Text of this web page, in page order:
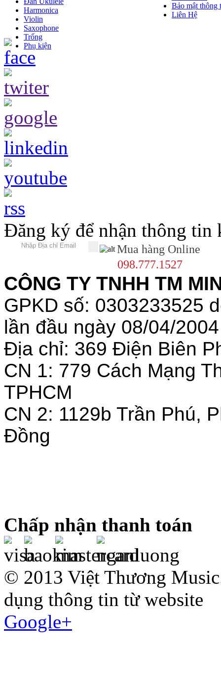
Harmonica
Violin
Saxophone
Trống
Phụ kiện
Bảo mật thông
Liên Hệ
Đăng ký để nhận thông tin
Mua hàng Online
098.777.1527
CÔNG TY TNHH TM
GPKD số: 0303233525
lần đầu ngày 08/04/2004
Địa chỉ: 369 Điện Biên
CN 1: 779 Cách Mạng
TPHCM
CN 2: 1129b Trần Phú,
Đồng
Chấp nhận thanh toán
© 2013 Việt Thương
dụng thông tin từ website
Google+